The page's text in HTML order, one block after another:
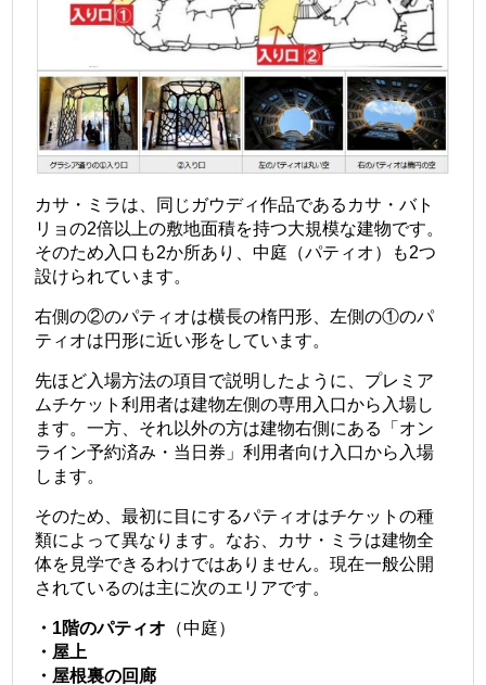
カサ・ミラは、同じガウディ作品であるカサ・バト
リョの2倍以上の敷地面積を持つ大規模な建物です。
そのため入口も2か所あり、中庭（パティオ）も2つ
設けられています。
右側の②のパティオは横長の楕円形、左側の①のパ
ティオは円形に近い形をしています。
先ほど入場方法の項目で説明したように、プレミア
ムチケット利用者は建物左側の専用入口から入場し
ます。一方、それ以外の方は建物右側にある「オン
ライン予約済み・当日券」利用者向け入口から入場
します。
そのため、最初に目にするパティオはチケットの種
類によって異なります。なお、カサ・ミラは建物全
体を見学できるわけではありません。現在一般公開
されているのは主に次のエリアです。
・1階のパティオ （中庭）
・屋上
・屋根裏の回廊